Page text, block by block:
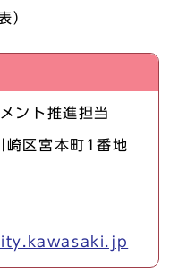
）
ント推進担当
区宮本町1番地